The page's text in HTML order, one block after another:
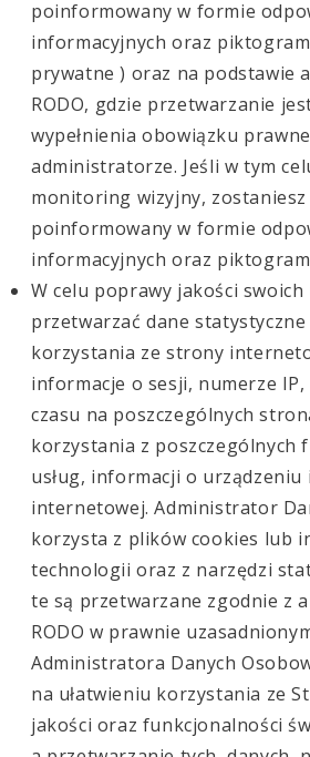
poinformowany w formie
informacyjnych oraz
prywatne ) oraz na podstawie
RODO, gdzie przetwarzanie
wypełnienia obowiązku
administratorze. Jeśli w tym
monitoring wizyjny, zostaniesz
poinformowany w formie
informacyjnych oraz
W celu poprawy jakości swoich
przetwarzać dane statystyczne
korzystania ze strony
informacje o sesji, numerze
czasu na poszczególnych
korzystania z poszczególnych
usług, informacji o urządzeniu
internetowej. Administrator
korzysta z plików cookies lub
technologii oraz z narzędzi
te są przetwarzane zgodnie z
RODO w prawnie
Administratora Danych
na ułatwieniu korzystania ze
jakości oraz funkcjonalności